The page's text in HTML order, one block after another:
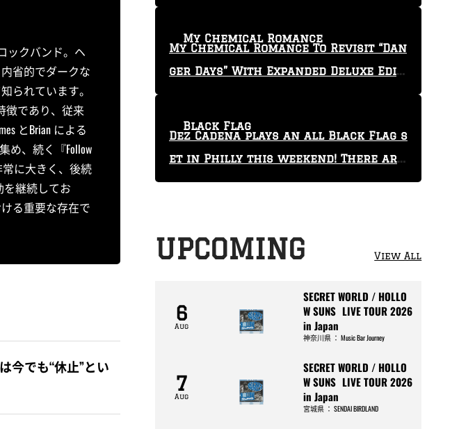
ックバンド。ヘ
省的でダークな
られています。
徴であり、従来
とBrian による
め、続く『Follow
常に大きく、後続
継続してお
る重要な存在で
今でも“休止”とい
My Chemical Romance To Revisit “Dan
ger Days” With Expanded Deluxe Editi
My Chemical Romance
Dez Cadena plays an all Black Flag s
et in Philly this weekend! There are
only 29 tickets left!
Black Flag
UPCOMING View All
6
Aug
SECRET WORLD / HOLLO
W SUNS LIVE TOUR 2026
in Japan
神奈川県： Music Bar Journey
7
Aug
SECRET WORLD / HOLLO
W SUNS LIVE TOUR 2026
in Japan
宮城県： SENDAI BIRDLAND